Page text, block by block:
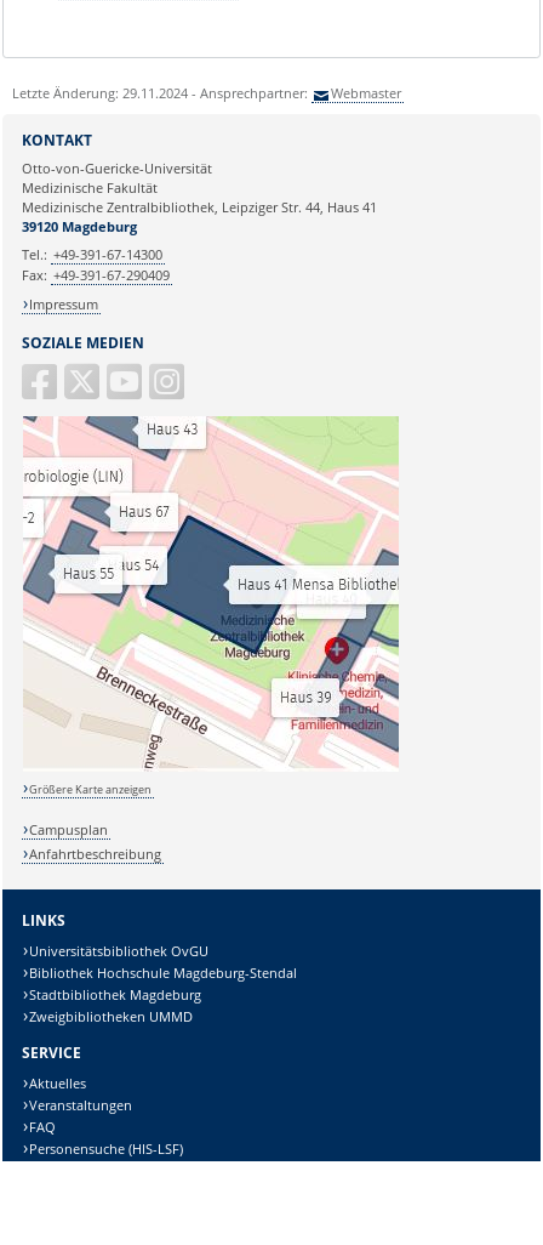
Letzte Änderung: 29.11.2024 - Ansprechpartner: Webmaster
SOZIALE MEDIEN
KONTAKT
Otto-von-Guericke-Universität
Medizinische Fakultät
Medizinische Zentralbibliothek, Leipziger Str. 44, Haus 41
39120 Magdeburg
Tel.: +49-391-67-14300
Fax: +49-391-67-290409
Impressum
Größere Karte anzeigen
Campusplan
Anfahrtbeschreibung
LINKS
Universitätsbibliothek OvGU
Bibliothek Hochschule Magdeburg-Stendal
Stadtbibliothek Magdeburg
Zweigbibliotheken UMMD
SERVICE
Aktuelles
Veranstaltungen
FAQ
Personensuche (HIS-LSF)